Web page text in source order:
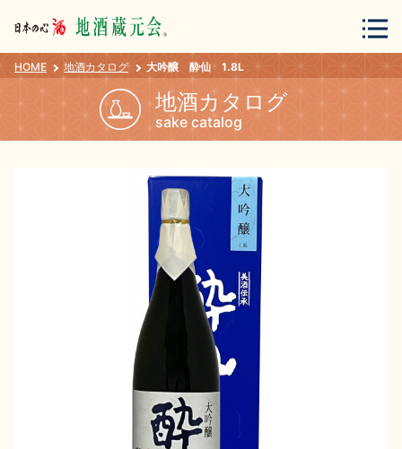
会員登録 ログイン
地酒カタログ
HOME 地酒カタログ 大吟醸 酔仙 1.8L
地酒カタログ
sake catalog